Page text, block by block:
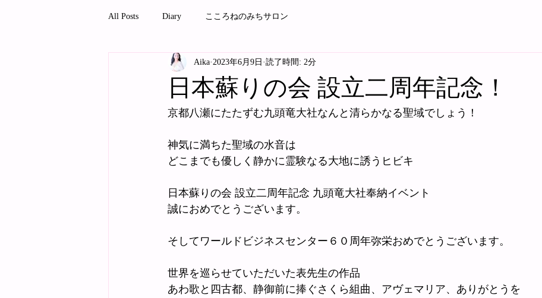
All Posts Diary こころねのみちサロン
日本蘇りの会 設立二周年記念！
Aika 2023年6月9日 読了時間: 2分
京都八瀬にたたずむ九頭竜大社なんと清らかなる聖域でしょう！
神気に満ちた聖域の水音は
どこまでも優しく静かに霊験なる大地に誘うヒビキ
日本蘇りの会 設立二周年記念 九頭竜大社奉納イベント
誠におめでとうございます。
そしてワールドビジネスセンター６０周年弥栄おめでとうございます。
世界を巡らせていただいた表先生の作品
あわ歌と四古都、静御前に捧ぐさくら組曲、アヴェマリア、ありがとうを